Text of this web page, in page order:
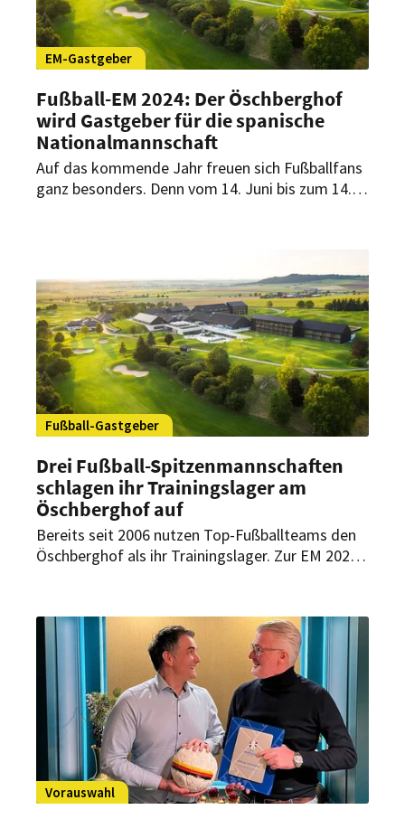
EM-Gastgeber
Fußball-EM 2024: Der Öschberghof
wird Gastgeber für die spanische
Nationalmannschaft
Auf das kommende Jahr freuen sich Fußballfans
ganz besonders. Denn vom 14. Juni bis zum 14.
Fußball-Gastgeber
Drei Fußball-Spitzenmannschaften
schlagen ihr Trainingslager am
Öschberghof auf
Bereits seit 2006 nutzen Top-Fußballteams den
Öschberghof als ihr Trainingslager. Zur EM 2024
ihrem Weg zum Europameister. In diesem Jahr
absolvieren gleich drei Spitzenmannschaften ihr
Sommertrainingslager am Öschberghof in
Donaueschingen.
Vorauswahl